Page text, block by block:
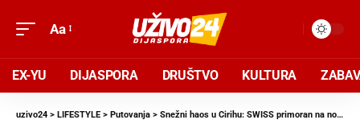
Aa
EX-YU DIJASPORA DRUŠTVO KULTURA
uzivo24 > LIFESTYLE > Putovanja > Snežni haos u Cirihu: SWISS primoran na novo otkazivanje letova zbog lošeg vremena